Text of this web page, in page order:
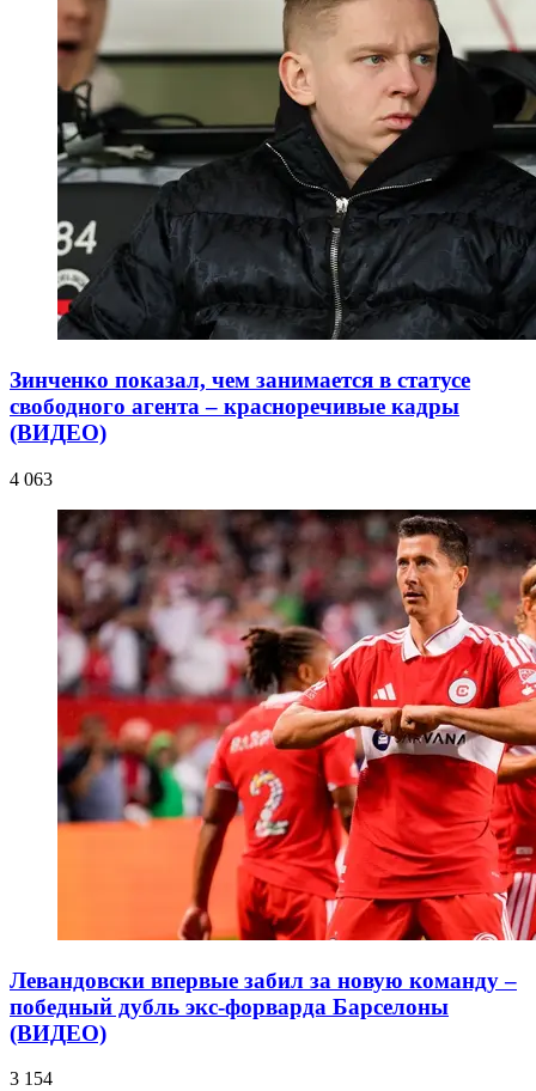
Зинченко показал, чем занимается в статусе
свободного агента – красноречивые кадры
(ВИДЕО)
4 063
Левандовски впервые забил за новую команду –
победный дубль экс-форварда Барселоны
(ВИДЕО)
3 154